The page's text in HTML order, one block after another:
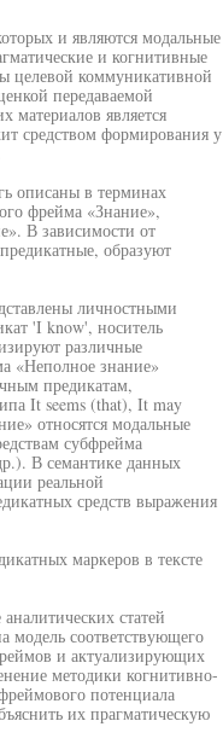
и являются модальные
и когнитивные
целевой коммуникативной
передаваемой
материалов является
средством формирования у
описаны в терминах
фрейма «Знание»,
В зависимости от
образуют
личностными
'I know', носитель
различные
«Неполное знание»
предикатам,
It seems (that), It may
относятся модальные
субфрейма
В семантике данных
реальной
средств выражения
маркеров в тексте
статей
модель соответствующего
и актуализирующих
методики когнитивно-
потенциала
их прагматическую